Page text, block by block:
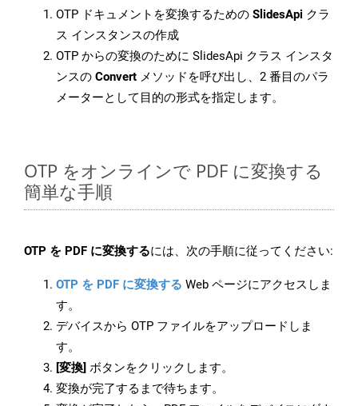
OTP ドキュメントを変換するための SlidesApi クラ
ス インスタンスの作成
OTP からの変換のために SlidesApi クラス インスタ
ンスの Convert メソッドを呼び出し、2 番目のパラ
メーターとして目的の形式を指定します。
OTP をオンラインで PDF に変換する
簡単な手順
OTP を PDF に変換するには、次の手順に従ってください:
OTP を PDF に変換する Web ページにアクセスしま
す。
デバイスから OTP ファイルをアップロードしま
す。
[変換] ボタンをクリックします。
変換が完了するまで待ちます。